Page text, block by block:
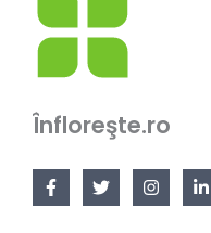
Înfloreşte.ro